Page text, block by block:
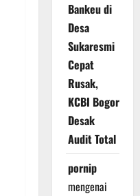
Bankeu di
Desa
Sukaresmi
Cepat
Rusak,
KCBI Bogor
Desak
Audit Total
pornip
mengenai